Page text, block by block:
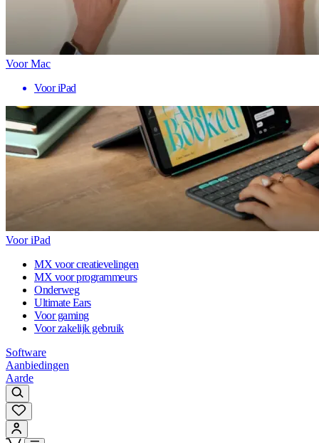
Voor Mac
Voor iPad
Voor iPad
MX voor creatievelingen
MX voor programmeurs
Onderweg
Ultimate Ears
Voor gaming
Voor zakelijk gebruik
Software
Aanbiedingen
Aarde